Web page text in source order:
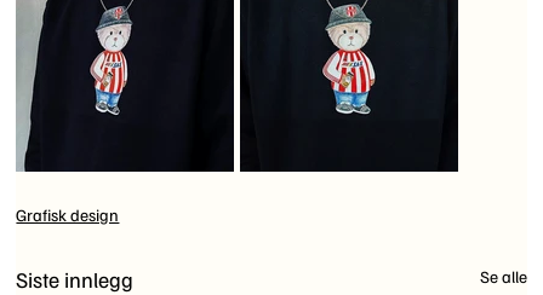
Grafisk design
Siste innlegg Se alle